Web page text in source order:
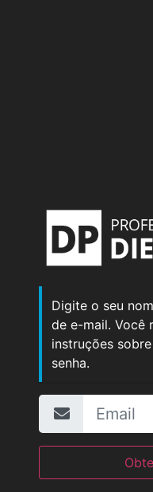
Digite o seu
de e-mail. Você
instruções
senha.